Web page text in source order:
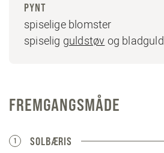
PYNT
spiselige blomster
spiselig guldstøv og bladguld
FREMGANGSMÅDE
1 SOLBÆRIS